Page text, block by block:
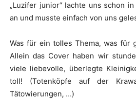
„Luzifer junior“ lachte uns schon
an und musste einfach von uns
Was für ein tolles Thema, was für
Allein das Cover haben wir
viele liebevolle, überlegte
toll! (Totenköpfe auf der
Tätowierungen, …)